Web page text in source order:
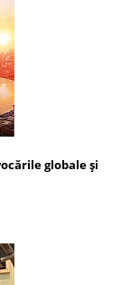
globale și